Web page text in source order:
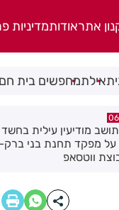
אתראודותמדיניות
אילתמחפשים בית חם
אחת לכולם בראשון לציון